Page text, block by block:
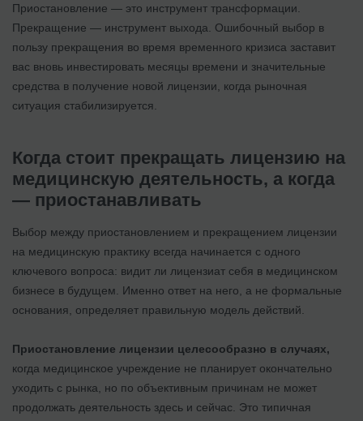
Приостановление — это инструмент трансформации.
Прекращение — инструмент выхода. Ошибочный выбор в
пользу прекращения во время временного кризиса заставит
вас вновь инвестировать месяцы времени и значительные
средства в получение новой лицензии, когда рыночная
ситуация стабилизируется.
Когда стоит прекращать лицензию на
медицинскую деятельность, а когда
— приостанавливать
Выбор между приостановлением и прекращением лицензии
на медицинскую практику всегда начинается с одного
ключевого вопроса: видит ли лицензиат себя в медицинском
бизнесе в будущем. Именно ответ на него, а не формальные
основания, определяет правильную модель действий.
Приостановление лицензии целесообразно в случаях,
когда медицинское учреждение не планирует окончательно
уходить с рынка, но по объективным причинам не может
продолжать деятельность здесь и сейчас. Это типичная